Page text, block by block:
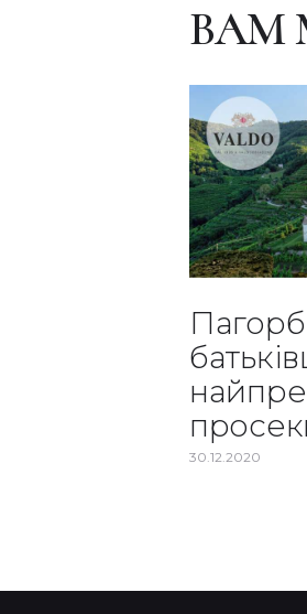
ВАМ
30.12.2020